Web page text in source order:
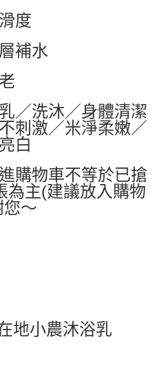
免運費
免運費
)免運費
度
補水
／洗沐／身體清潔
刺激／米淨柔嫩／
白
購物車不等於已搶
為主(建議放入購物
～
地小農沐浴乳